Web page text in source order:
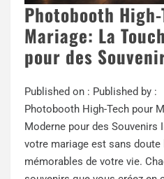
Photobooth
Mariage: La
pour des
Published on : Published by :
Photobooth High-Tech pour
Moderne pour des Souvenirs
votre mariage est sans doute
mémorables de votre vie.